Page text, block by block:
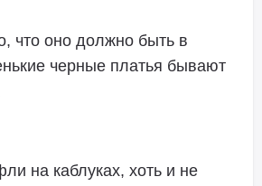
что оно должно быть в
черные платья бывают
на каблуках, хоть и не